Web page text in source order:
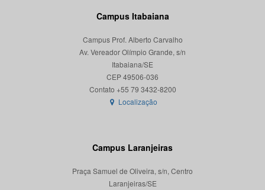
Campus Itabaiana
Campus Prof. Alberto Carvalho
Av. Vereador Olímpio Grande, s/n
Itabaiana/SE
CEP 49506-036
Localização
Campus Laranjeiras
Praça Samuel de Oliveira, s/n, Centro
Laranjeiras/SE